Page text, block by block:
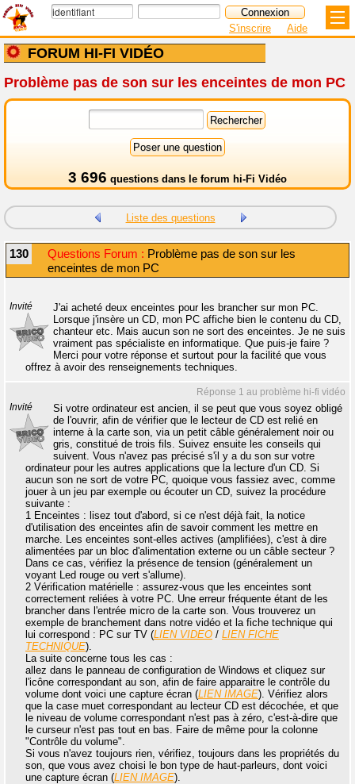
FORUM HI-FI VIDÉO
S'inscrire Aide
Problème pas de son sur les enceintes de mon PC
3 696 questions dans le forum hi-Fi Vidéo
Liste des questions
130 Questions Forum : Problème pas de son sur les
enceintes de mon PC
Invité
J'ai acheté deux enceintes pour les brancher sur mon PC.
Lorsque j'insère un CD, mon PC affiche bien le contenu du CD,
chanteur etc. Mais aucun son ne sort des enceintes. Je ne suis
vraiment pas spécialiste en informatique. Que puis-je faire ?
Merci pour votre réponse et surtout pour la facilité que vous
offrez à avoir des renseignements techniques.
Réponse 1 au problème hi-fi vidéo
Invité
Si votre ordinateur est ancien, il se peut que vous soyez obligé
de l'ouvrir, afin de vérifier que le lecteur de CD est relié en
interne à la carte son, via un petit câble généralement noir ou
gris, constitué de trois fils. Suivez ensuite les conseils qui
suivent. Vous n'avez pas précisé s'il y a du son sur votre
ordinateur pour les autres applications que la lecture d'un CD. Si
aucun son ne sort de votre PC, quoique vous fassiez avec, comme
jouer à un jeu par exemple ou écouter un CD, suivez la procédure
suivante :
1 Enceintes : lisez tout d'abord, si ce n'est déjà fait, la notice
d'utilisation des enceintes afin de savoir comment les mettre en
marche. Les enceintes sont-elles actives (amplifiées), c'est à dire
alimentées par un bloc d'alimentation externe ou un câble secteur ?
Dans ce cas, vérifiez la présence de tension (généralement un
voyant Led rouge ou vert s'allume).
2 Vérification matérielle : assurez-vous que les enceintes sont
correctement reliées à votre PC. Une erreur fréquente étant de les
brancher dans l'entrée micro de la carte son. Vous trouverez un
exemple de branchement dans notre vidéo et la fiche technique qui
lui correspond : PC sur TV (LIEN VIDEO / LIEN FICHE
TECHNIQUE).
La suite concerne tous les cas :
allez dans le panneau de configuration de Windows et cliquez sur
l'icône correspondant au son, afin de faire apparaitre le contrôle du
volume dont voici une capture écran (LIEN IMAGE). Vérifiez alors
que la case muet correspondant au lecteur CD est décochée, et que
le niveau de volume correspondant n'est pas à zéro, c'est-à-dire que
le curseur n'est pas tout en bas. Faire de même pour la colonne
"Contrôle du volume".
Si vous n'avez toujours rien, vérifiez, toujours dans les propriétés du
son, que vous avez choisi le bon type de haut-parleurs, dont voici
une capture écran (LIEN IMAGE).